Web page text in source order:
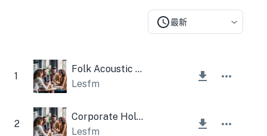
最新
1
Folk Acoustic Harmonica
Lesfm
2
Corporate Holiday Music
Lesfm